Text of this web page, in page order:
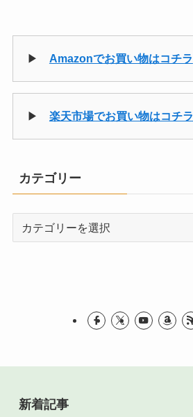
▶ Amazonでお買い物はコチラ
▶ 楽天市場でお買い物はコチラ
カテゴリー
新着記事